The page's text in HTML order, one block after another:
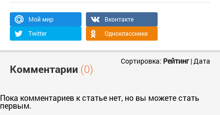
Мой мир
Вконтакте
Twitter
Одноклассники
Комментарии (0)
Сортировка: Рейтинг|Дата
Пока комментариев к статье нет, но вы можете стать
первым.